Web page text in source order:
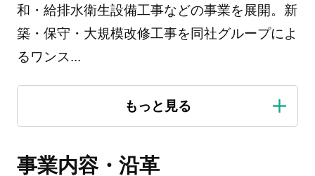
和・給排水衛生設備工事などの事業を展開。新
築・保守・大規模改修工事を同社グループによ
るワンス...
事業内容・沿革